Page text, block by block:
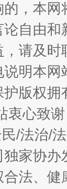
，本
自由
请及
明本
版权
衷心致
/法治/
家协
法、